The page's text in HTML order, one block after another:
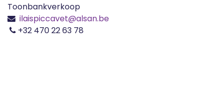
Toonbankverkoop
ilaispiccavet@alsan.be
+32 470 22 63 78